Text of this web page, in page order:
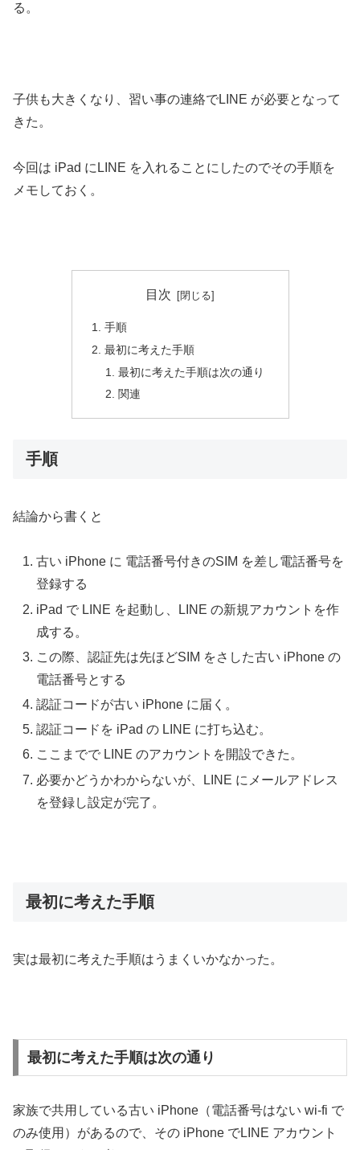
る。
子供も大きくなり、習い事の連絡でLINE が必要となって
きた。
今回は iPad にLINE を入れることにしたのでその手順を
メモしておく。
目次
手順
最初に考えた手順
最初に考えた手順は次の通り
関連
手順
結論から書くと
古い iPhone に 電話番号付きのSIM を差し電話番号を
登録する
iPad で LINE を起動し、LINE の新規アカウントを作
成する。
この際、認証先は先ほどSIM をさした古い iPhone の
電話番号とする
認証コードが古い iPhone に届く。
認証コードを iPad の LINE に打ち込む。
ここまでで LINE のアカウントを開設できた。
必要かどうかわからないが、LINE にメールアドレス
を登録し設定が完了。
最初に考えた手順
実は最初に考えた手順はうまくいかなかった。
最初に考えた手順は次の通り
家族で共用している古い iPhone（電話番号はない wi-fi で
のみ使用）があるので、その iPhone でLINE アカウント